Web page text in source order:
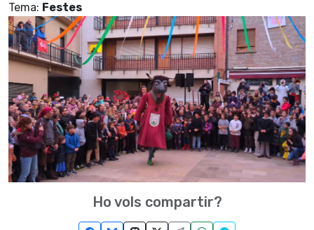
Tema: Festes
Ho vols compartir?